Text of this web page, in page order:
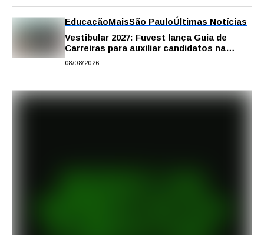
EducaçãoMaisSão PauloÚltimas Notícias
Vestibular 2027: Fuvest lança Guia de
Carreiras para auxiliar candidatos na
escolha da profissão
08/08/2026